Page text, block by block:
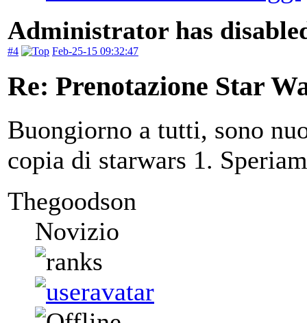
Administrator has
#4 Feb-25-15 09:32:47
Re: Prenotazione Star
Buongiorno a tutti, sono
copia di starwars 1.
Thegoodson
Novizio